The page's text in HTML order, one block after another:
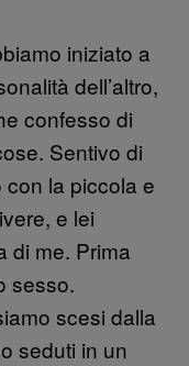
iniziato a
dell’altro,
confesso di
Sentivo di
la piccola e
e lei
di me. Prima
sesso.
scesi dalla
seduti in un